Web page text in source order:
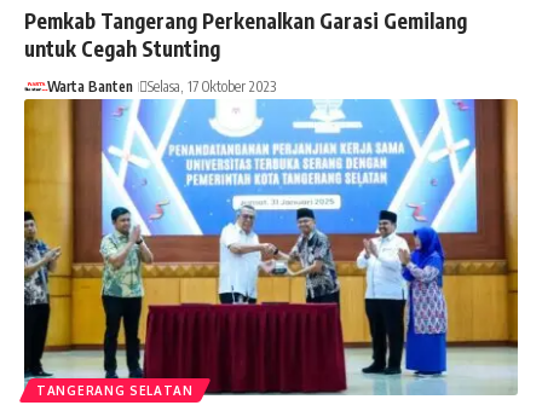
Pemkab Tangerang Perkenalkan Garasi Gemilang
untuk Cegah Stunting
Warta Banten Selasa, 17 Oktober 2023
TANGERANG SELATAN